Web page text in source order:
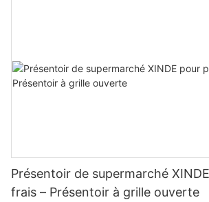
Présentoir de supermarché
frais – Présentoir à grille ouverte